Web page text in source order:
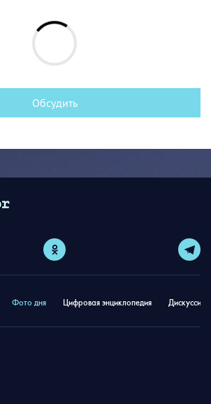
Обсудить
Фото дня Цифровая энциклопедия